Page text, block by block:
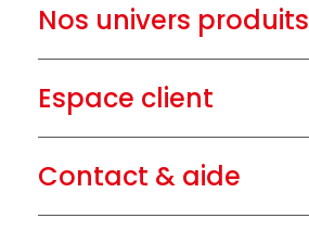
Nos univers produits
Espace client
Contact & aide